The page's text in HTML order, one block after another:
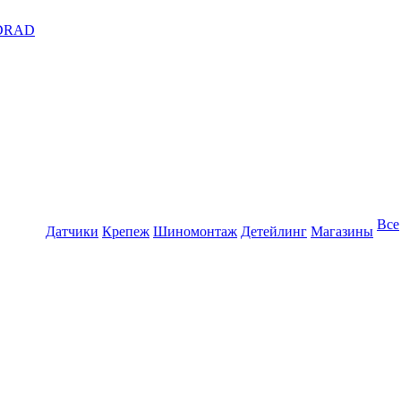
Датчики Крепеж Шиномонтаж Детейлинг Магазины Все